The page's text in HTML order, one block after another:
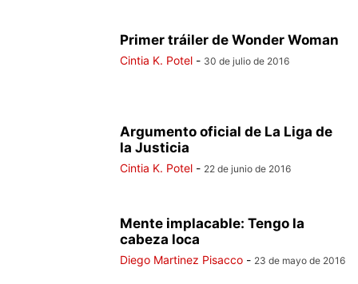
Primer tráiler de Wonder Woman
Cintia K. Potel - 30 de julio de 2016
Argumento oficial de La Liga de
la Justicia
Cintia K. Potel - 22 de junio de 2016
Mente implacable: Tengo la
cabeza loca
Diego Martinez Pisacco - 23 de mayo de 2016